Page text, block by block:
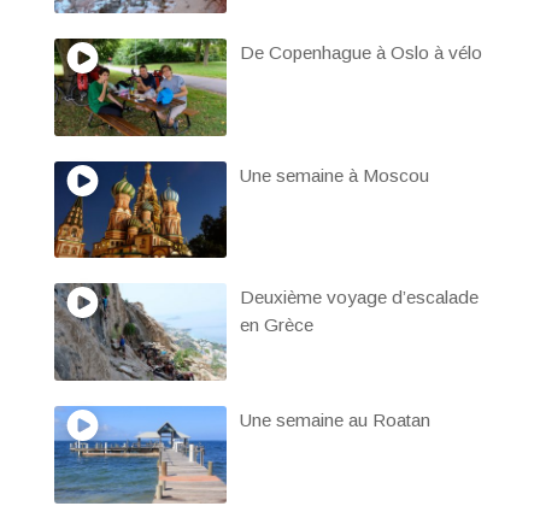
De Copenhague à Oslo à vélo
Une semaine à Moscou
Deuxième voyage d’escalade
en Grèce
Une semaine au Roatan